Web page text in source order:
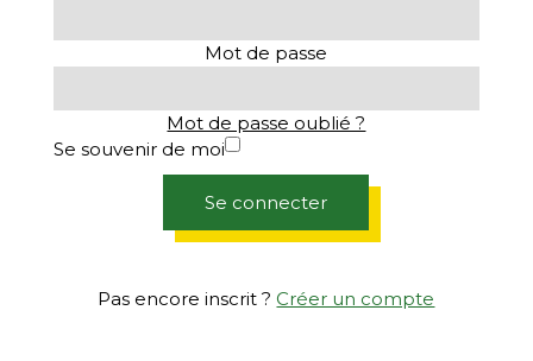
Mot de passe
Mot de passe oublié ?
Se souvenir de moi
Se connecter
Pas encore inscrit ? Créer un compte